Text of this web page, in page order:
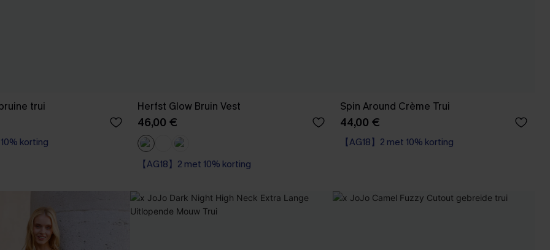
trui
korting
Herfst Glow Bruin Vest
46,00 €
【AG18】2 met 10% korting
Spin Around Crème Trui
44,00 €
【AG18】2 met 10% korting